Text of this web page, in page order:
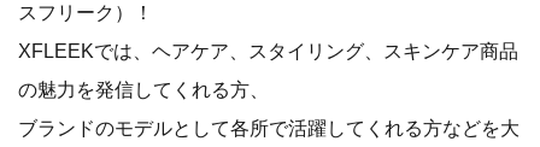
スフリーク）！
XFLEEKでは、ヘアケア、スタイリング、スキンケア商品
の魅力を発信してくれる方、
ブランドのモデルとして各所で活躍してくれる方などを大